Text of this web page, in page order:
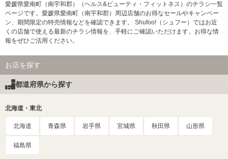
愛媛県愛南町（南宇和郡）（ヘルス&ビューティ・フィットネス）のチラシ一覧
ページです。愛媛県愛南町（南宇和郡）周辺店舗のお得なセールやキャンペー
ン、期間限定の特売情報などを確認できます。 Shufoo!（シュフー）ではお近
くの店舗で使える最新のチラシ情報を、手軽にご確認いただけます。お得な情
報をぜひご活用ください。
お店を探す
都道府県から探す
北海道・東北
北海道 青森県 岩手県 宮城県 秋田県 山形県
福島県